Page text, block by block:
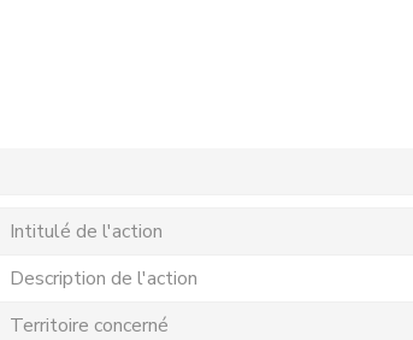
Intitulé de l'action
Description de l'action
Territoire concerné